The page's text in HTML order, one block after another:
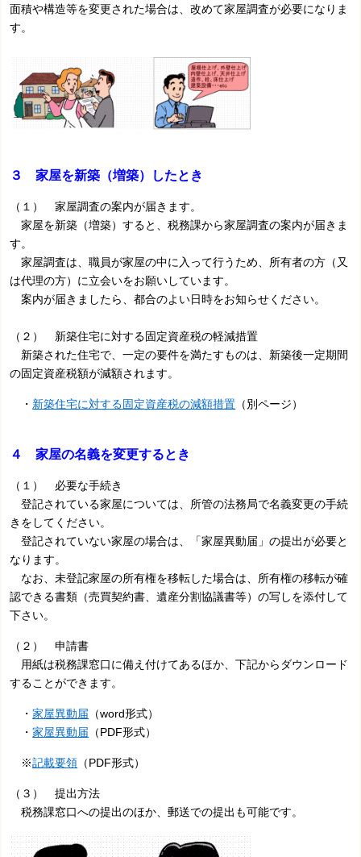
面積や構造等を変更された場合は、改めて家屋調査が必要になりま
す。
３ 家屋を新築（増築）したとき
（１） 家屋調査の案内が届きます。
家屋を新築（増築）すると、税務課から家屋調査の案内が届きま
す。
家屋調査は、職員が家屋の中に入って行うため、所有者の方（又
は代理の方）に立会いをお願いしています。
案内が届きましたら、都合のよい日時をお知らせください。
（２） 新築住宅に対する固定資産税の軽減措置
新築された住宅で、一定の要件を満たすものは、新築後一定期間
の固定資産税額が減額されます。
・ 新築住宅に対する固定資産税の減額措置 （別ページ）
４ 家屋の名義を変更するとき
（１） 必要な手続き
登記されている家屋については、所管の法務局で名義変更の手続
きをしてください。
登記されていない家屋の場合は、「家屋異動届」の提出が必要と
なります。
なお、未登記家屋の所有権を移転した場合は、所有権の移転が確
認できる書類（売買契約書、遺産分割協議書等）の写しを添付して
下さい。
（２） 申請書
用紙は税務課窓口に備え付けてあるほか、下記からダウンロード
することができます。
・家屋異動届 （word形式）
・家屋異動届 （PDF形式）
※記載要領 （PDF形式）
（３） 提出方法
税務課窓口への提出のほか、郵送での提出も可能です。